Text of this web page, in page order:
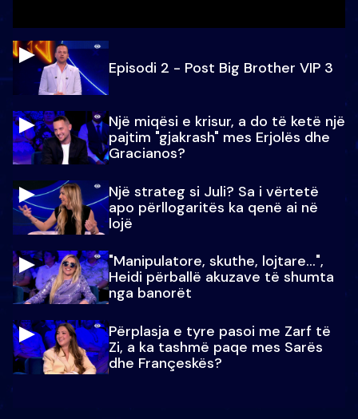
Episodi 2 - Post Big Brother VIP 3
Një miqësi e krisur, a do të ketë një
pajtim "gjakrash" mes Erjolës dhe
Gracianos?
Një strateg si Juli? Sa i vërtetë
apo përllogaritës ka qenë ai në
lojë
"Manipulatore, skuthe, lojtare...",
Heidi përballë akuzave të shumta
nga banorët
Përplasja e tyre pasoi me Zarf të
Zi, a ka tashmë paqe mes Sarës
dhe Françeskës?